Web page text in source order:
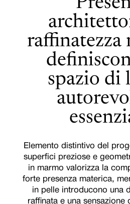
raffinatezza
spazio di
Elemento distintivo del
superfici preziose e
in marmo valorizza la
forte presenza materica,
in pelle introducono una
raffinata e una sensazione